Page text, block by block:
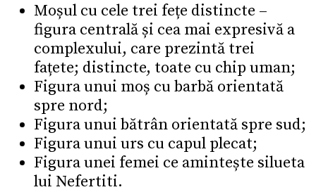
Moșul cu cele trei fețe distincte –
figura centrală și cea mai expresivă a
complexului, care prezintă trei
fațete; distincte, toate cu chip uman;
Figura unui moș cu barbă orientată
spre nord;
Figura unui bătrân orientată spre sud;
Figura unui urs cu capul plecat;
Figura unei femei ce amintește silueta
lui Nefertiti.